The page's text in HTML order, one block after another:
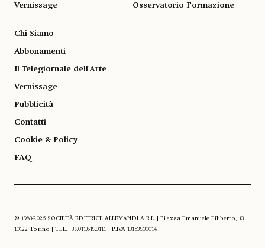
Vernissage Osservatorio Formazione
Chi Siamo
Abbonamenti
Il Telegiornale dell'Arte
Vernissage
Pubblicità
Contatti
Cookie & Policy
FAQ
© 1983-2026 SOCIETÀ EDITRICE ALLEMANDI A R.L. | Piazza Emanuele Filiberto, 13
10122 Torino | TEL. +39.011.819.9111 | P.IVA 13153930014